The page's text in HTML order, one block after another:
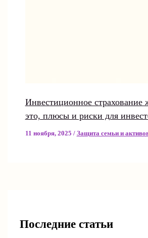
Инвестиционное
это, плюсы и риски для
11 ноября, 2025 / Защита семьи и
Последние статьи